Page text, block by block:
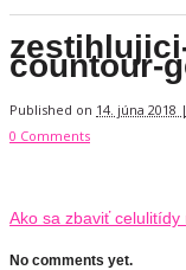
countour-
Published on 14. júna 2018 |
0 Comments
Ako sa zbaviť
No comments yet.